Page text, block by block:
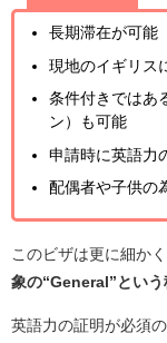
長期滞在が可能
現地のイギリス
条件付きではあ
ン）も可能
申請時に英語力
配偶者や子供の
このビザは更に細かく
象の“General”という
英語力の証明が必須